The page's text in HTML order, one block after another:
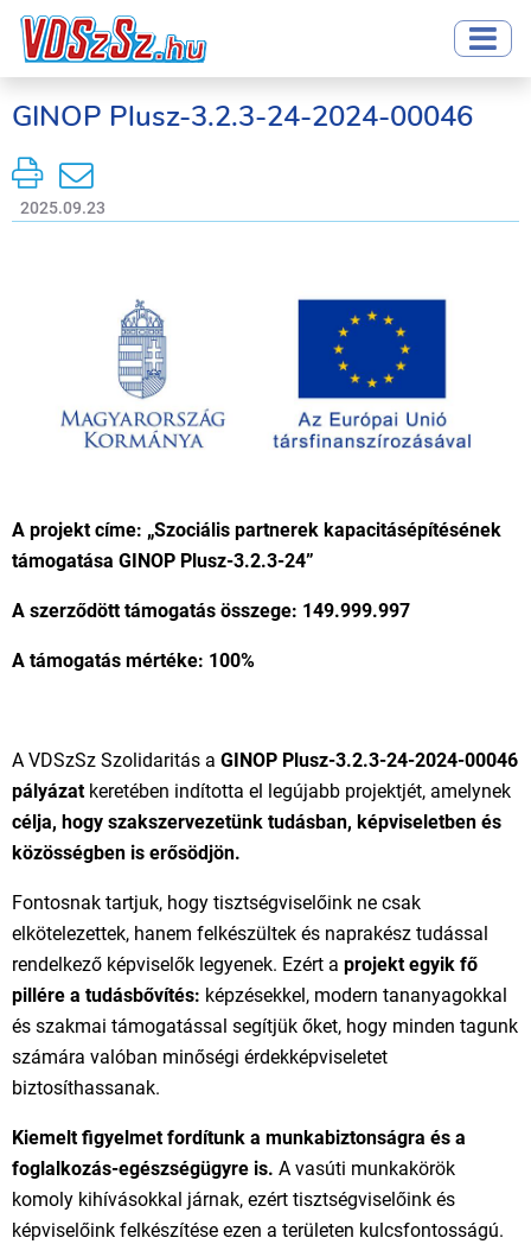
GINOP Plusz-3.2.3-24-2024-00046
2025.09.23
A projekt címe: „Szociális partnerek kapacitásépítésének
támogatása GINOP Plusz-3.2.3-24”
A szerződött támogatás összege: 149.999.997
A támogatás mértéke: 100%
A VDSzSz Szolidaritás a GINOP Plusz-3.2.3-24-2024-00046
pályázatkeretében indította el legújabb projektjét, amelynek
célja, hogy szakszervezetünk tudásban, képviseletben és
közösségben is erősödjön.
Fontosnak tartjuk, hogy tisztségviselőink ne csak
elkötelezettek, hanem felkészültek és naprakész tudással
rendelkező képviselők legyenek. Ezért a projekt egyik fő
pillére a tudásbővítés: képzésekkel, modern tananyagokkal
és szakmai támogatással segítjük őket, hogy minden tagunk
számára valóban minőségi érdekképviseletet
biztosíthassanak.
Kiemelt figyelmet fordítunk a munkabiztonságra és a
foglalkozás-egészségügyre is. A vasúti munkakörök
komoly kihívásokkal járnak, ezért tisztségviselőink és
képviselőink felkészítése ezen a területen kulcsfontosságú.